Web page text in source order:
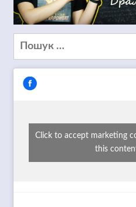
Пошук:
Click to accept marketing
this